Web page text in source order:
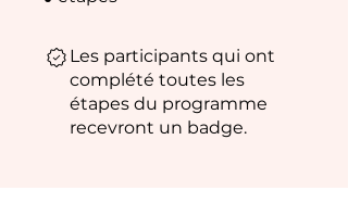
Les participants qui ont
complété toutes les
étapes du programme
recevront un badge.